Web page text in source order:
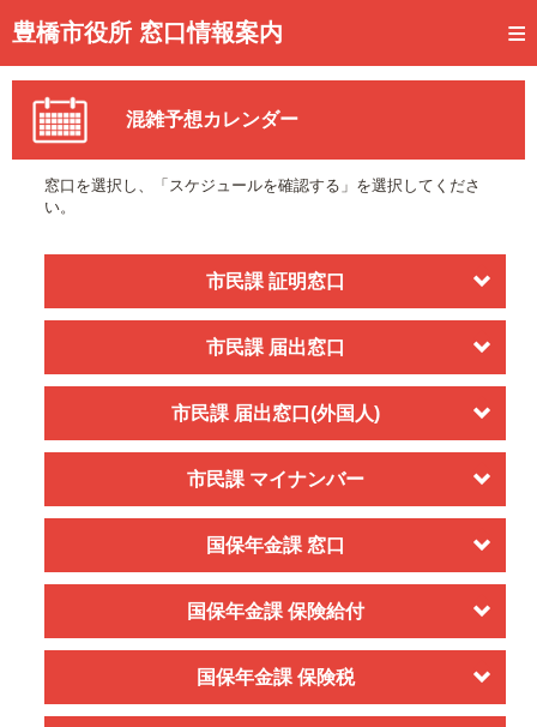
豊橋市役所 窓口情報案内
トップページ
事前予約
予約状況確認
メール通知登録
混雑予想カレンダー
混雑予想カレンダー
窓口を選択し、「スケジュールを確認する」を選択してくださ
い。
市民課 証明窓口
市民課 届出窓口
市民課 届出窓口(外国人)
市民課 マイナンバー
国保年金課 窓口
国保年金課 保険給付
国保年金課 保険税